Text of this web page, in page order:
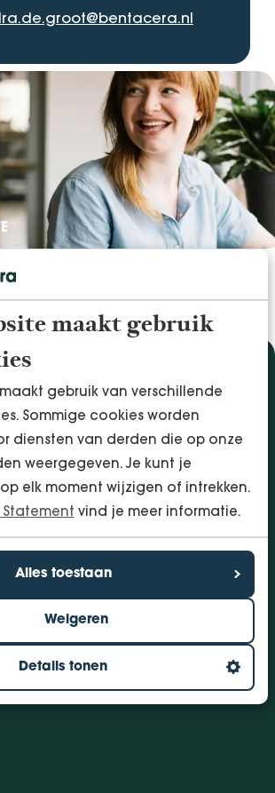
maakt gebruik
gebruik van verschillende
Sommige cookies worden
diensten van derden die op onze
weergegeven. Je kunt je
elk moment wijzigen of intrekken.
Statement vind je meer informatie.
Alles toestaan
Weigeren
Details tonen
Administratie
Business Control